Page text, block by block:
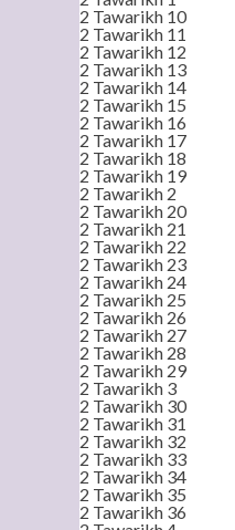
2 Tawarikh 10
2 Tawarikh 11
2 Tawarikh 12
2 Tawarikh 13
2 Tawarikh 14
2 Tawarikh 15
2 Tawarikh 16
2 Tawarikh 17
2 Tawarikh 18
2 Tawarikh 19
2 Tawarikh 2
2 Tawarikh 20
2 Tawarikh 21
2 Tawarikh 22
2 Tawarikh 23
2 Tawarikh 24
2 Tawarikh 25
2 Tawarikh 26
2 Tawarikh 27
2 Tawarikh 28
2 Tawarikh 29
2 Tawarikh 3
2 Tawarikh 30
2 Tawarikh 31
2 Tawarikh 32
2 Tawarikh 33
2 Tawarikh 34
2 Tawarikh 35
2 Tawarikh 36